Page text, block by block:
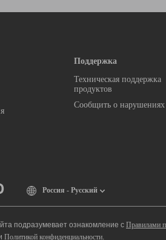
Поддержка
Техническая поддержка
продуктов
Сообщить о нарушениях
Россия - Русский
подразумевает ознакомление с Правилами
Политикой конфиденциальности.